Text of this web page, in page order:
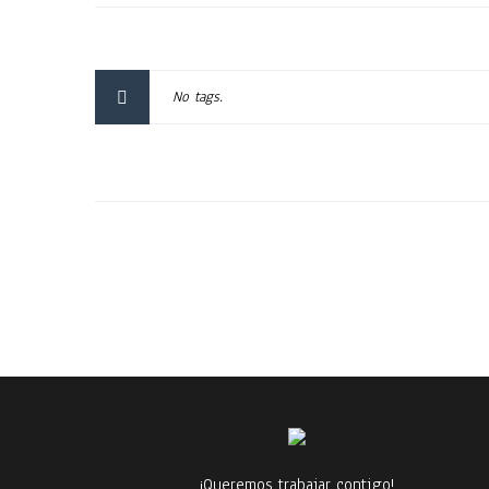
No tags.
¡Queremos trabajar contigo!